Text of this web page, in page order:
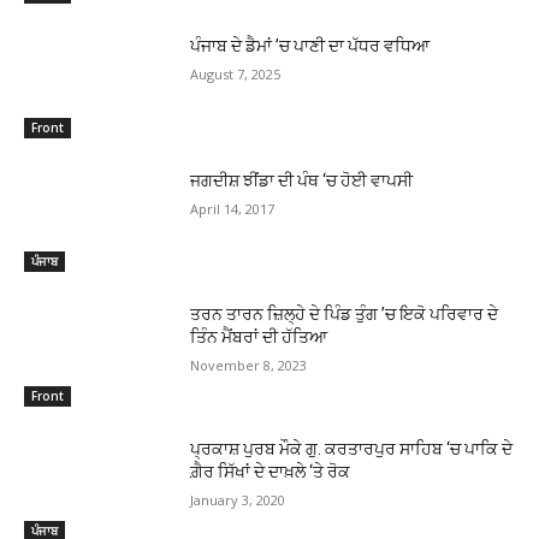
Front
ਪੰਜਾਬ ਦੇ ਡੈਮਾਂ ’ਚ ਪਾਣੀ ਦਾ ਪੱਧਰ ਵਧਿਆ
August 7, 2025
ਪੰਜਾਬ
ਜਗਦੀਸ਼ ਝੀਂਡਾ ਦੀ ਪੰਥ ‘ਚ ਹੋਈ ਵਾਪਸੀ
April 14, 2017
Front
ਤਰਨ ਤਾਰਨ ਜ਼ਿਲ੍ਹੇ ਦੇ ਪਿੰਡ ਤੁੰਗ ’ਚ ਇਕੋ ਪਰਿਵਾਰ ਦੇ
ਤਿੰਨ ਮੈਂਬਰਾਂ ਦੀ ਹੱਤਿਆ
November 8, 2023
ਪੰਜਾਬ
ਪ੍ਰਕਾਸ਼ ਪੁਰਬ ਮੌਕੇ ਗੁ. ਕਰਤਾਰਪੁਰ ਸਾਹਿਬ ‘ਚ ਪਾਕਿ ਦੇ
ਗ਼ੈਰ ਸਿੱਖਾਂ ਦੇ ਦਾਖ਼ਲੇ ‘ਤੇ ਰੋਕ
January 3, 2020